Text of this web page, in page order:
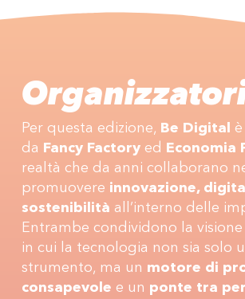
Per questa edizione, Be Digital
da
Fancy Factoryed Economia
realtà che da anni collaborano
promuovere innovazione,
sostenibilità all’interno delle
Entrambe condividono la
in cui la tecnologia non sia solo
strumento, ma un motore di
consapevole e un ponte tra